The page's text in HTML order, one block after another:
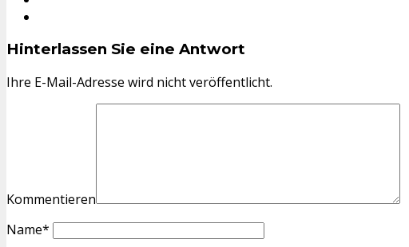
Hinterlassen Sie eine Antwort
Ihre E-Mail-Adresse wird nicht veröffentlicht.
Kommentieren
Name*